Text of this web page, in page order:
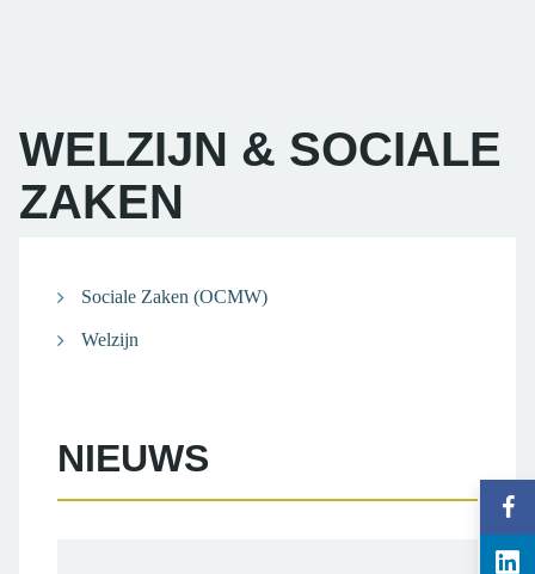
WELZIJN & SOCIALE
ZAKEN
OF
BENT
ZOEK
NAAR...
Sociale Zaken (OCMW)
Welzijn
NIEUWS